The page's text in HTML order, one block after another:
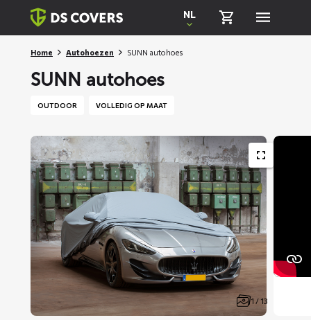
Skiplinks
NL
Home Autohoezen SUNN autohoes
SUNN autohoes
OUTDOOR VOLLEDIG OP MAAT
1 / 13